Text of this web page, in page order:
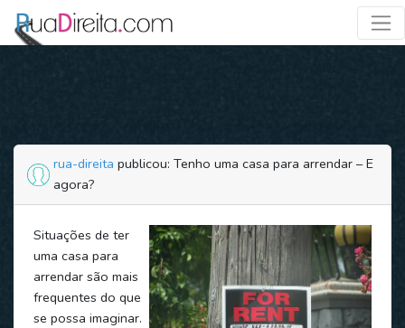
rua-direita publicou: Tenho uma casa para arrendar – E
agora?
Situações de ter
uma casa para
arrendar são mais
frequentes do que
se possa imaginar.